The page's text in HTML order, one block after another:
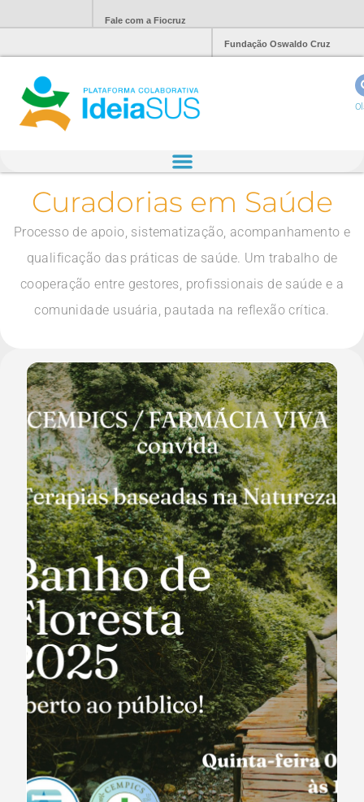
Fale com a Fiocruz
Fundação Oswaldo Cruz
Curadorias em Saúde
Processo de apoio, sistematização, acompanhamento e
qualificação das práticas de saúde. Um trabalho de
cooperação entre gestores, profissionais de saúde e a
comunidade usuária, pautada na reflexão crítica.